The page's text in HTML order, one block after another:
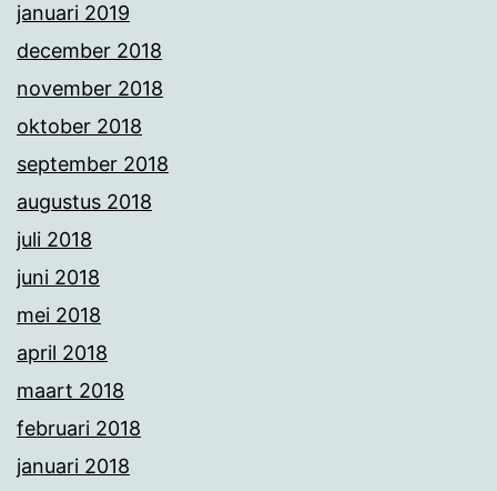
januari 2019
december 2018
november 2018
oktober 2018
september 2018
augustus 2018
juli 2018
juni 2018
mei 2018
april 2018
maart 2018
februari 2018
januari 2018